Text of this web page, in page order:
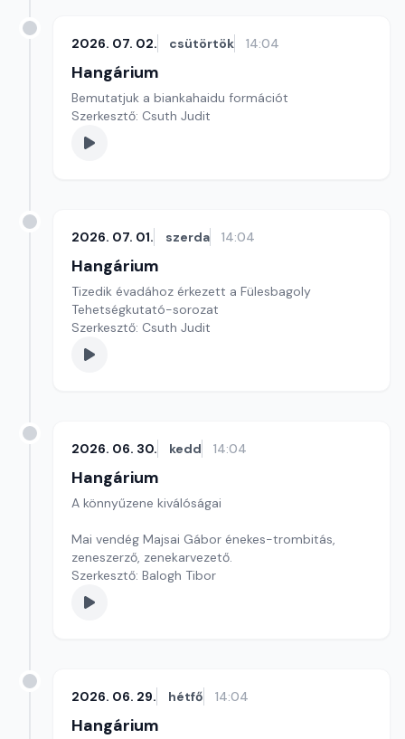
2026. 07. 02. csütörtök 14:04
Hangárium
Bemutatjuk a biankahaidu formációt
Szerkesztő: Csuth Judit
2026. 07. 01. szerda 14:04
Hangárium
Tizedik évadához érkezett a Fülesbagoly
Tehetségkutató-sorozat
Szerkesztő: Csuth Judit
2026. 06. 30. kedd 14:04
Hangárium
A könnyűzene kiválóságai
Mai vendég Majsai Gábor énekes-trombitás,
zeneszerző, zenekarvezető.
Szerkesztő: Balogh Tibor
2026. 06. 29. hétfő 14:04
Hangárium